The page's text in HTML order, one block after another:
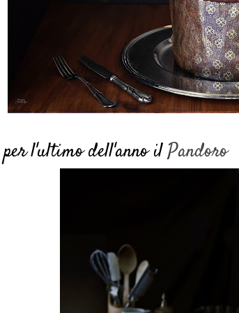
l'ultimo dell'anno ilPandoro